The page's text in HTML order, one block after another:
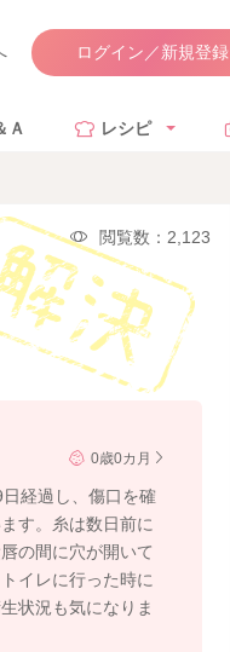
ログイン／新規登録
Ａ レシピ
閲覧数：2,123
0歳0カ月
経過し、傷口を確
す。糸は数日前に
の間に穴が開いて
イレに行った時に
状況も気になりま